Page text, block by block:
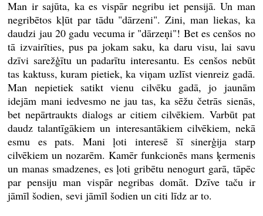
Man ir sajūta, ka es vispār negribu iet pensijā. Un man
negribētos kļūt par tādu "dārzeni". Zini, man liekas, ka
daudzi jau 20 gadu vecuma ir "dārzeņi"! Bet es cenšos no
tā izvairīties, pus pa jokam saku, ka daru visu, lai savu
dzīvi sarežģītu un padarītu interesantu. Es cenšos nebūt
tas kaktuss, kuram pietiek, ka viņam uzlīst vienreiz gadā.
Man nepietiek satikt vienu cilvēku gadā, jo jaunām
idejām mani iedvesmo ne jau tas, ka sēžu četrās sienās,
bet nepārtraukts dialogs ar citiem cilvēkiem. Varbūt pat
daudz talantīgākiem un interesantākiem cilvēkiem, nekā
esmu es pats. Mani ļoti interesē šī sinerģija starp
cilvēkiem un nozarēm. Kamēr funkcionēs mans ķermenis
un manas smadzenes, es ļoti gribētu nenogurt garā, tāpēc
par pensiju man vispār negribas domāt. Dzīve taču ir
jāmīl šodien, sevi jāmīl šodien un citi līdz ar to.